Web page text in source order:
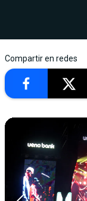
Compartir en redes